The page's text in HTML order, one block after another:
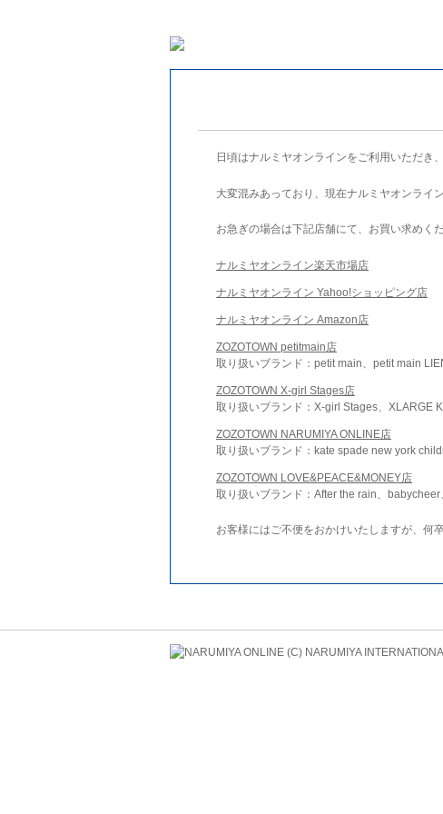
日頃はナルミヤオンラインをご利用いただき
大変混みあっており、現在ナルミヤオンライ
お急ぎの場合は下記店舗にて、お買い求めくだ
ナルミヤオンライン楽天市場店
ナルミヤオンライン Yahoo!ショッピング店
ナルミヤオンライン Amazon店
ZOZOTOWN petitmain店
取り扱いブランド：petit main、petit main
ZOZOTOWN X-girl Stages店
取り扱いブランド：X-girl Stages、XLARGE
ZOZOTOWN NARUMIYA ONLINE店
取り扱いブランド：kate spade new york
ZOZOTOWN LOVE&PEACE&MONEY店
取り扱いブランド：After the rain、
お客様にはご不便をおかけいたしますが、何